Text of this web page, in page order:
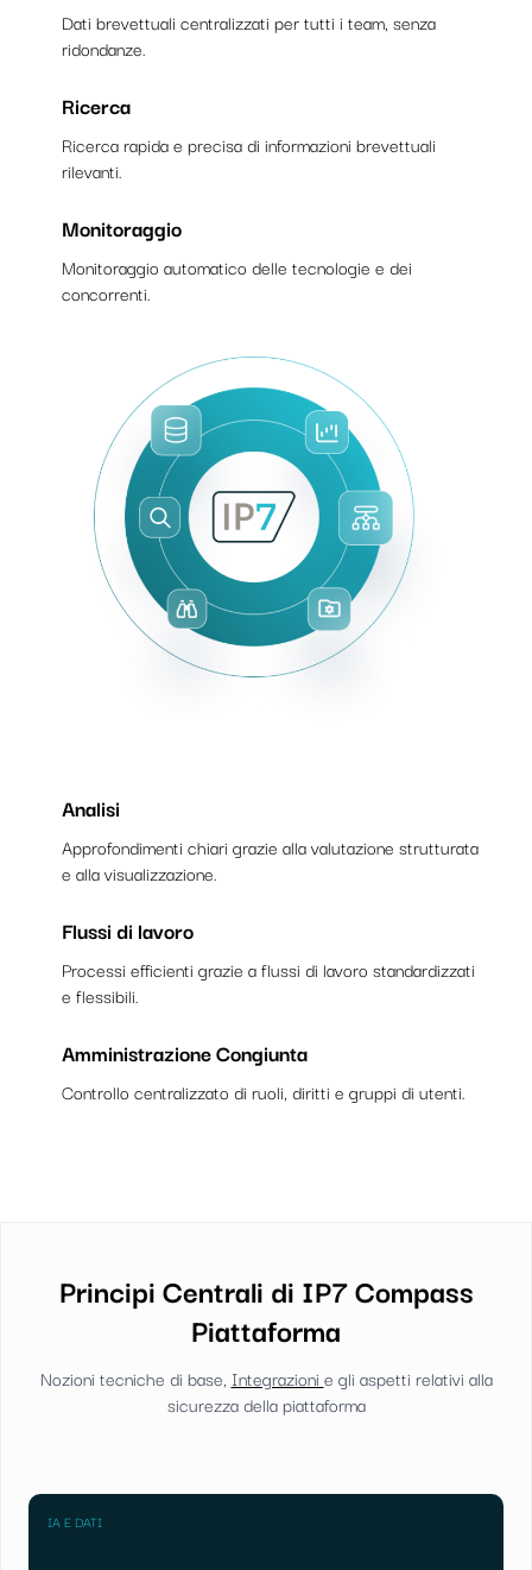
Dati brevettuali centralizzati per tutti i team, senza
ridondanze.
Ricerca
Ricerca rapida e precisa di informazioni brevettuali
rilevanti.
Monitoraggio
Monitoraggio automatico delle tecnologie e dei
concorrenti.
Analisi
Approfondimenti chiari grazie alla valutazione strutturata
e alla visualizzazione.
Flussi di lavoro
Processi efficienti grazie a flussi di lavoro standardizzati
e flessibili.
Amministrazione Congiunta
Controllo centralizzato di ruoli, diritti e gruppi di utenti.
Principi Centrali di IP7 Compass
Piattaforma
Nozioni tecniche di base, Integrazioni e gli aspetti relativi alla
sicurezza della piattaforma
IA E DATI